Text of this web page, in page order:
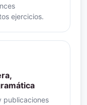
ejercicios.
publicaciones